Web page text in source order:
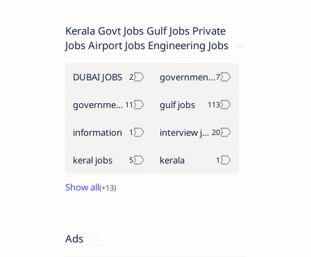
Kerala Govt Jobs Gulf Jobs Private
Jobs Airport Jobs Engineering Jobs
DUBAI JOBS government information
government jobs gulf jobs
information interview jobs
keral jobs kerala
Ads